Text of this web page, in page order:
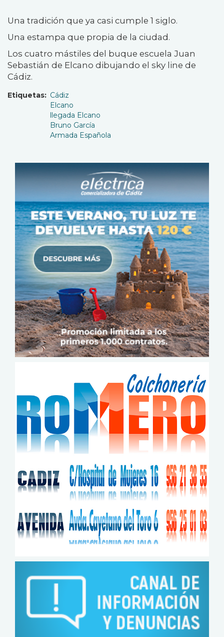
Una tradición que ya casi cumple 1 siglo.
Una estampa que propia de la ciudad.
Los cuatro mástiles del buque escuela Juan
Sebastián de Elcano dibujando el sky line de
Cádiz.
Etiquetas
Cádiz
Elcano
llegada Elcano
Bruno García
Armada Española